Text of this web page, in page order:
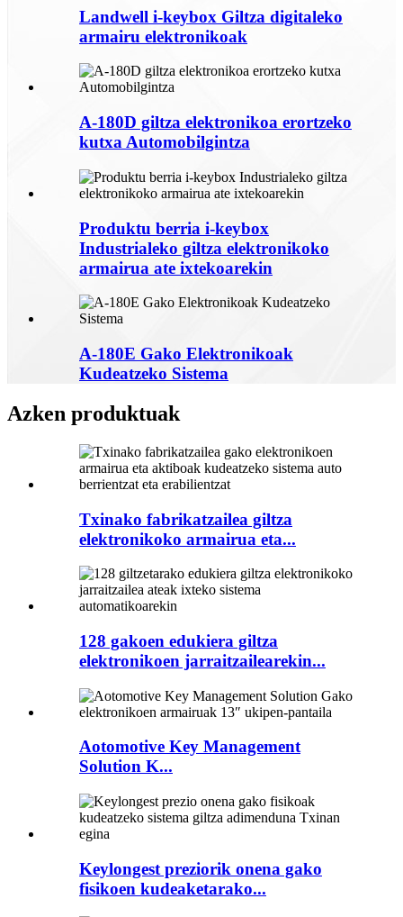
Landwell i-keybox Giltza digitaleko
armairu elektronikoak
A-180D giltza elektronikoa erortzeko
kutxa Automobilgintza
Produktu berria i-keybox
Industrialeko giltza elektronikoko
armairua ate ixtekoarekin
A-180E Gako Elektronikoak
Kudeatzeko Sistema
Azken produktuak
Txinako fabrikatzailea giltza
elektronikoko armairua eta...
128 gakoen edukiera giltza
elektronikoen jarraitzailearekin...
Aotomotive Key Management
Solution K...
Keylongest preziorik onena gako
fisikoen kudeaketarako...